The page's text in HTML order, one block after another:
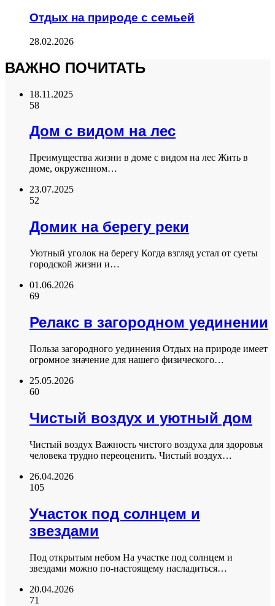
Отдых на природе с семьей
28.02.2026
ВАЖНО ПОЧИТАТЬ
18.11.2025
58
Дом с видом на лес
Преимущества жизни в доме с видом на лес Жить в
доме, окруженном…
23.07.2025
52
Домик на берегу реки
Уютный уголок на берегу Когда взгляд устал от суеты
городской жизни и…
01.06.2026
69
Релакс в загородном уединении
Польза загородного уединения Отдых на природе имеет
огромное значение для нашего физического…
25.05.2026
60
Чистый воздух и уютный дом
Чистый воздух Важность чистого воздуха для здоровья
человека трудно переоценить. Чистый воздух…
26.04.2026
105
Участок под солнцем и
звездами
Под открытым небом На участке под солнцем и
звездами можно по-настоящему насладиться…
20.04.2026
71